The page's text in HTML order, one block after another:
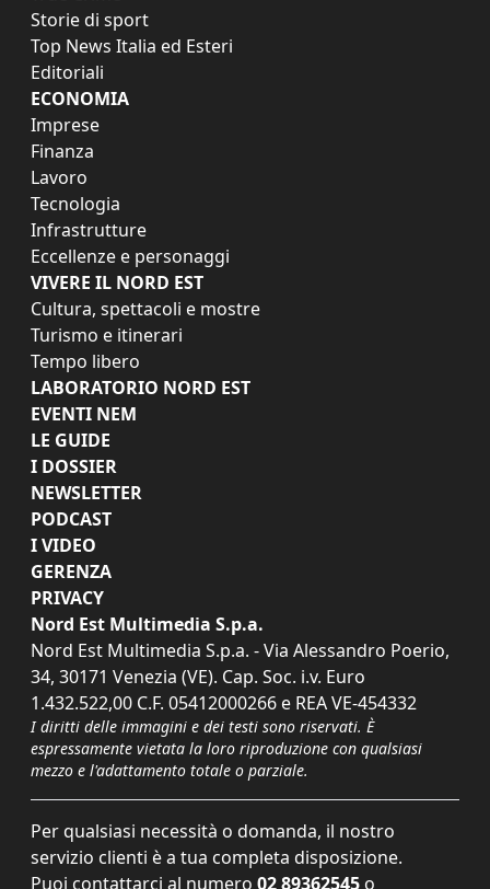
Storie di sport
Top News Italia ed Esteri
Editoriali
ECONOMIA
Imprese
Finanza
Lavoro
Tecnologia
Infrastrutture
Eccellenze e personaggi
VIVERE IL NORD EST
Cultura, spettacoli e mostre
Turismo e itinerari
Tempo libero
LABORATORIO NORD EST
EVENTI NEM
LE GUIDE
I DOSSIER
NEWSLETTER
PODCAST
I VIDEO
GERENZA
PRIVACY
Nord Est Multimedia S.p.a.
Nord Est Multimedia S.p.a. - Via Alessandro Poerio,
34, 30171 Venezia (VE). Cap. Soc. i.v. Euro
1.432.522,00 C.F. 05412000266 e REA VE-454332
I diritti delle immagini e dei testi sono riservati. È
espressamente vietata la loro riproduzione con qualsiasi
mezzo e l'adattamento totale o parziale.
Per qualsiasi necessità o domanda, il nostro
servizio clienti è a tua completa disposizione.
Puoi contattarci al numero 02 89362545 o